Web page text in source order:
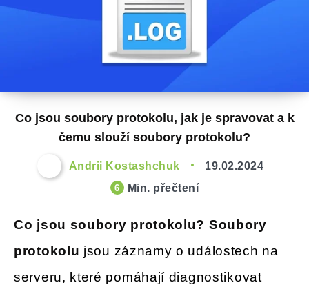
Co jsou soubory protokolu, jak je spravovat a k
čemu slouží soubory protokolu?
Andrii Kostashchuk 19.02.2024
6 Min. přečtení
Co jsou soubory protokolu? Soubory
protokolu jsou záznamy o událostech na
serveru, které pomáhají diagnostikovat